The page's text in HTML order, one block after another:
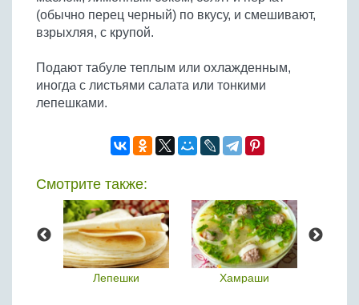
(обычно перец черный) по вкусу, и смешивают,
взрыхляя, с крупой.
Подают табуле теплым или охлажденным,
иногда с листьями салата или тонкими
лепешками.
Смотрите также:
Лепешки Хамраши